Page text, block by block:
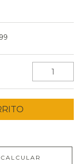
CALCULAR